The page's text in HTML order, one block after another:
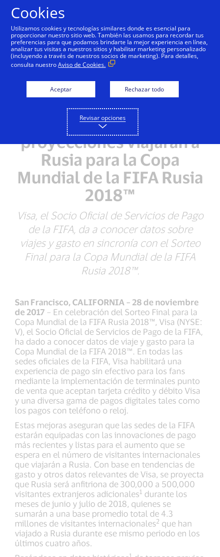
NOTAS DE PRENSA
Visa prepara el terreno
para los pagos digitales
que harán los 500,000
visitantes que según
proyecciones viajarán a
Rusia para la Copa
Mundial de la FIFA Rusia
2018™
Visa, el Socio Oficial de Servicios de Pago
de la FIFA, da a conocer datos sobre
viajes y gasto en sincronía con el Sorteo
Final para la Copa Mundial de la FIFA
Rusia 2018™.
San Francisco, CALIFORNIA – 28 de noviembre
de 2017 – En celebración del Sorteo Final para la
Copa Mundial de la FIFA Rusia 2018™, Visa (NYSE:
V), el Socio Oficial de Servicios de Pago de la FIFA,
ha dado a conocer datos de viaje y gasto para la
Copa Mundial de la FIFA 2018™. En todas las
sedes oficiales de la FIFA, Visa habilitará una
experiencia de pago sin efectivo para los fans
mediante la implementación de terminales punto
de venta que aceptan tarjeta crédito y débito Visa
y una diversa gama de pagos digitales tales como
los pagos con teléfono o reloj.
Estas mejoras aseguran que las sedes de la FIFA
estarán equipadas con las innovaciones de pago
más recientes y listas para el aumento que se
espera en el número de visitantes internacionales
que viajarán a Rusia. Con base en tendencias de
gasto y otros datos relevantes de Visa, se proyecta
que Rusia será anfitriona de 300,000 a 500,000
visitantes extranjeros adicionales1 durante los
meses de junio y julio de 2018, quienes se
sumarán a una base promedio total de 4.3
millones de visitantes internacionales2 que han
viajado a Rusia durante ese mismo periodo en los
últimos cuatro años.
1
Cookies
Utilizamos cookies y tecnologías similares donde es esencial para
proporcionar nuestro sitio web. También las usamos para recordar tus
preferencias para que podamos brindarte la mejor experiencia en línea,
analizar tus visitas a nuestros sitios y habilitar marketing personalizado
(incluyendo a través de nuestros socios de marketing). Para detalles,
consulta nuestroAviso de Cookies.
Aceptar Rechazar todo
Revisar opciones